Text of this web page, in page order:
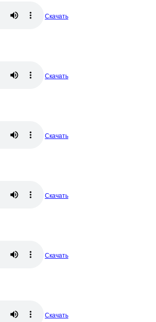
Скачать
Скачать
Скачать
Скачать
Скачать
Скачать